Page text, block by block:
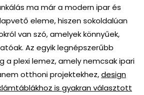
ma már a modern ipar és
eleme, hiszen sokoldalúan
van szó, amelyek könnyűek,
Az egyik legnépszerűbb
a plexi lemez, amely nemcsak ipari
otthoni projektekhez,design
is gyakran választott